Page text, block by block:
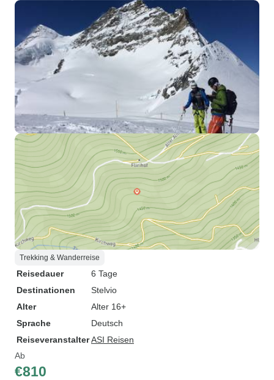
Trekking & Wanderreise
Reisedauer
6 Tage
Destinationen
Stelvio
Alter
Alter 16+
Sprache
Deutsch
ReiseveranstalterASI Reisen
Ab
€810